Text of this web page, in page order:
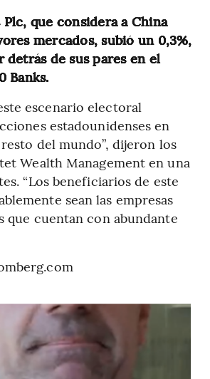
Plc, que considera a China
mercados, subió un 0,3%,
de sus pares en el
Banks.
escenario electoral
estadounidenses en
del mundo”, dijeron los
Wealth Management en una
“Los beneficiarios de este
sean las empresas
que cuentan con abundante